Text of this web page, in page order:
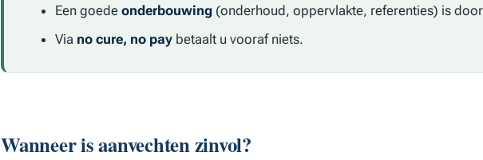
Een goede onderbouwing (onderhoud, oppervlakte, referenties) is
Via no cure, no pay betaalt u vooraf niets.
Wanneer is aanvechten zinvol?